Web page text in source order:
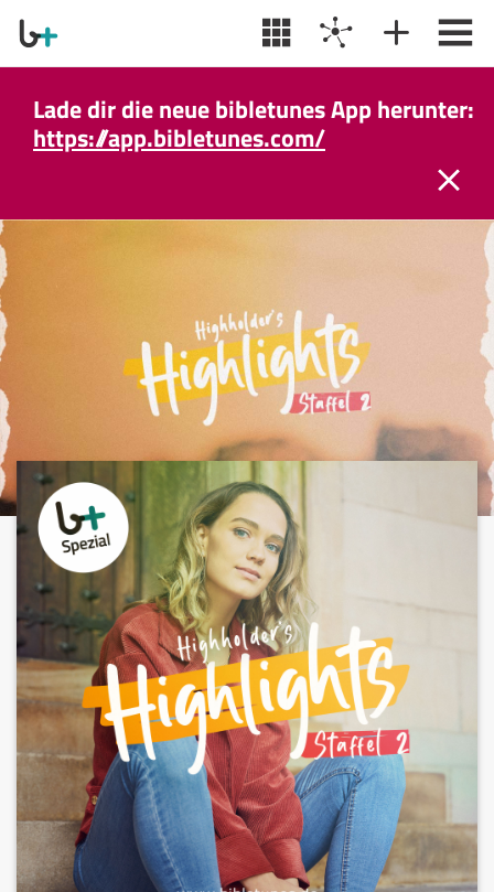
Lade dir die neue bibletunes App herunter:
https://app.bibletunes.com/